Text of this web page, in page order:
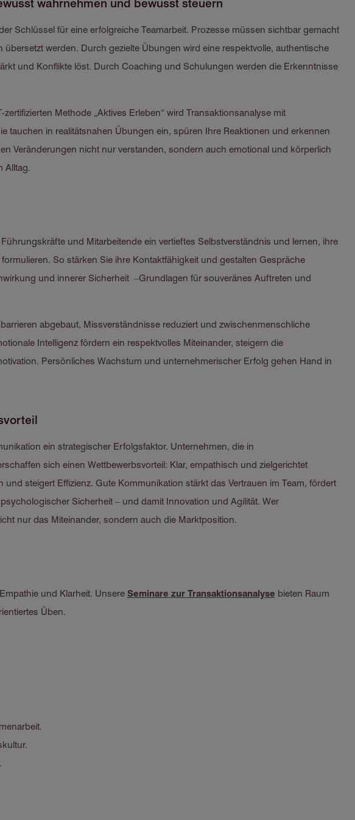
Schlüssel für eine erfolgreiche Teamarbeit. Prozesse müssen sichtbar gemacht
werden. Durch gezielte Übungen wird eine respektvolle, authentische
und Konflikte löst. Durch Coaching und Schulungen werden die Erkenntnisse
Methode „Aktives Erleben“ wird Transaktionsanalyse mit
tauchen in realitätsnahen Übungen ein, spüren Ihre Reaktionen und erkennen
Veränderungen nicht nur verstanden, sondern auch emotional und körperlich
Alltag.
und Mitarbeitende ein vertieftes Selbstverständnis und lernen, ihre
So stärken Sie ihre Kontaktfähigkeit und gestalten Gespräche
und innerer Sicherheit –Grundlagen für souveränes Auftreten und
abgebaut, Missverständnisse reduziert und zwischenmenschliche
Intelligenz fördern ein respektvolles Miteinander, steigern die
Persönliches Wachstum und unternehmerischer Erfolg gehen Hand in
ein strategischer Erfolgsfaktor. Unternehmen, die in
sich einen Wettbewerbsvorteil: Klar, empathisch und zielgerichtet
steigert Effizienz. Gute Kommunikation stärkt das Vertrauen im Team, fördert
Sicherheit – und damit Innovation und Agilität. Wer
nur das Miteinander, sondern auch die Marktposition.
und Klarheit. Unsere Seminare zur Transaktionsanalyse bieten Raum
Üben.